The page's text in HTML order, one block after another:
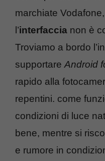
marchiate
l’interfaccia non è
Troviamo a bordo
supportare Android
rapido alla
repentini. come
condizioni di luce
bene, mentre si
e rumore in